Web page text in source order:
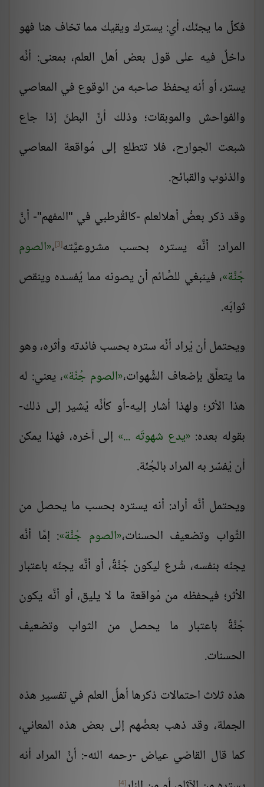
فكلّ ما يجنّك، أي: يسترك ويقيك مما تخاف هنا فهو
داخلٌ فيه على قول بعض أهل العلم، بمعنى: أنَّه
يستر، أو أنه يحفظ صاحبه من الوقوع في المعاصي
والفواحش والموبقات؛ وذلك أنَّ البطنَ إذا جاع
شبعت الجوارح، فلا تتطلع إلى مُواقعة المعاصي
والذنوب والقبائح.
وقد ذكر بعضُ أهلالعلم -كالقُرطبي في "المفهم"- أنَّ
المراد: أنَّه يستره بحسب مشروعيَّته[3] ، الصوم
جُنَّة ، فينبغي للصَّائم أن يصونه مما يُفسده وينقص
ثوابَه.
ويحتمل أن يُراد أنَّه ستره بحسب فائدته وأثره، وهو
ما يتعلَّق بإضعاف الشَّهوات، الصوم جُنَّة ، يعني: له
هذا الأثر؛ ولهذا أشار إليه-أو كأنَّه يُشير إلى ذلك-
بقوله بعده: يدع شهوتَه ... إلى آخره، فهذا يمكن
أن يُفسّر به المراد بالجُنّة.
ويحتمل أنَّه أراد: أنه يستره بحسب ما يحصل من
الثَّواب وتضعيف الحسنات، الصوم جُنَّة : إمَّا أنَّه
يجنّه بنفسه، شُرع ليكون جُنَّةً، أو أنَّه يجنّه باعتبار
الأثر؛ فيحفظه من مُواقعة ما لا يليق، أو أنَّه يكون
جُنَّةً باعتبار ما يحصل من الثواب وتضعيف
الحسنات.
هذه ثلاث احتمالات ذكرها أهلُ العلم في تفسير هذه
الجملة، وقد ذهب بعضُهم إلى بعض هذه المعاني،
كما قال القاضي عياض -رحمه الله-: أنَّ المراد أنه
[4]